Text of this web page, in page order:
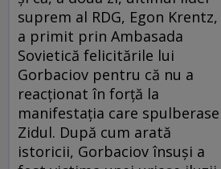
suprem al RDG, Egon Krentz,
a primit prin Ambasada
Sovietică felicitările lui
Gorbaciov pentru că nu a
reacţionat în forţă la
manifestaţia care spulberase
Zidul. După cum arată
istoricii, Gorbaciov însuşi a